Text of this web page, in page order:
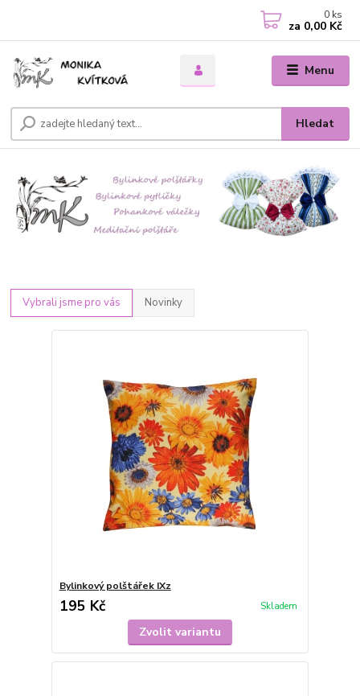
Menu
Hledat
0 ks
za 0,00 Kč
Vybrali jsme pro vás Novinky
Bylinkový polštářek IXz
195 Kč Skladem
Zvolit variantu